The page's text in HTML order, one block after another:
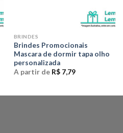
BRINDES
Brindes Promocionais
Mascara de dormir tapa olho
personalizada
A partir de R$7,79